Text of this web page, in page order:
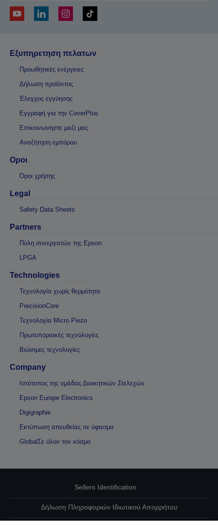
Εξυπηρετηση πελατων
Προωθητικές ενέργειες
Δήλωση προϊόντος
Έλεγχος εγγύησης
Εγγραφή για την CoverPlus
Επικοινωνηστε μαζι μας
Αναζήτηση εμπόρου
Οροι
Όροι χρήσης
Legal
Safety Data Sheets
Partners
Πύλη συνεργατών της Epson
LPGA
Technologies
Τεχνολογία χωρίς θερμότητα
PrecisionCore
Τεχνολογία Micro Piezo
Πρωτοποριακές τεχνολογίες
Βιώσιμες τεχνολογίες
Company
Ιστότοπος της ομάδας Διοικητικών Στελεχών
Epson Europe Electronics
Digigraphie
Εκτύπωση απευθείας σε ύφασμα
GlobalΣε όλον τον κόσμο
Sellers Identification
Δήλωση Πληροφοριών Ιδιωτικού Απορρήτου